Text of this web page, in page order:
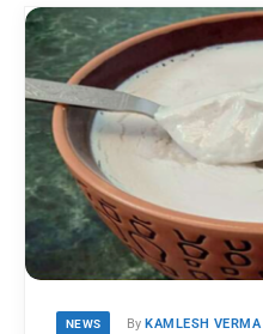
NEWS By KAMLESH VERMA